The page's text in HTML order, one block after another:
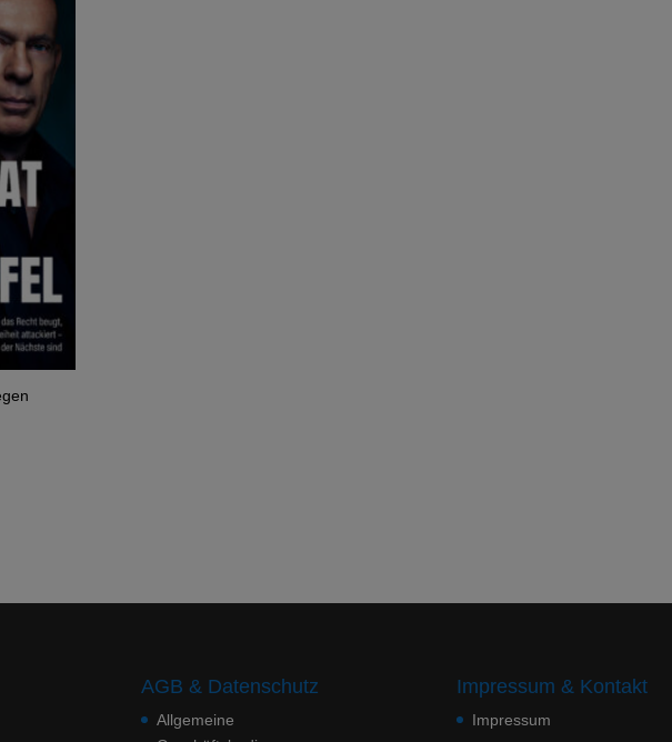
AGB & Datenschutz
Allgemeine
Impressum & Kontakt
Impressum